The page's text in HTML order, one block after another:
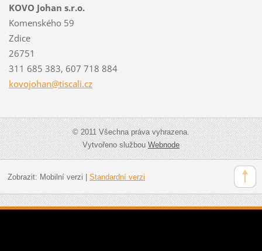
KOVO Johan s.r.o.
Komenského 59
Zdice
26751
311 685 383, 607 718 884
kovojohan@tiscali.cz
© 2011 Všechna práva vyhrazena.
Vytvořeno službouWebnode
Zobrazit: Mobilní verzi Standardní verzi